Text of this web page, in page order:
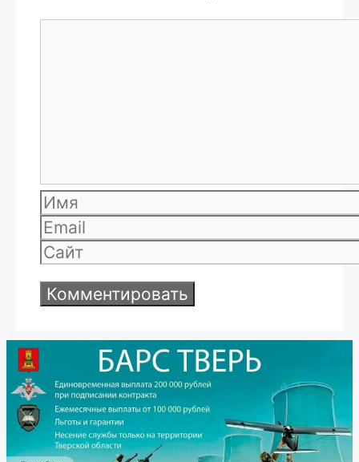
Имя
Email
Сайт